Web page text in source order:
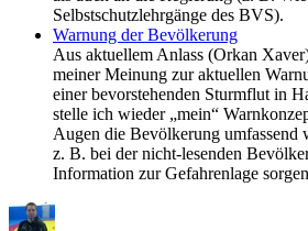
Selbstschutzlehrgänge des BVS).
Warnung der Bevölkerung
Aus aktuellem Anlass (Orkan
meiner Meinung zur aktuellen
einer bevorstehenden Sturmflut in
stelle ich wieder „mein“
Augen die Bevölkerung umfassend
z. B. bei der nicht-lesenden
Information zur Gefahrenlage